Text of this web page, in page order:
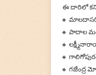
ఈ దారిలో
🔸 మాలదాసరి
🔸 పాదాల
🔸
🔸
🔸 గజేంద్ర